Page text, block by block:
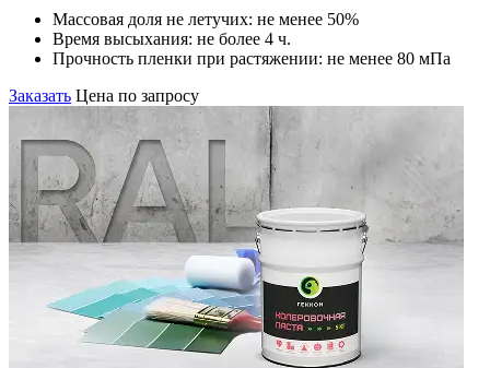
Массовая доля не летучих: не менее 50%
Время высыхания: не более 4 ч.
Прочность пленки при растяжении: не менее 80 мПа
Заказать Цена по запросу